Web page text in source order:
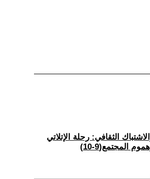
الثقافي: رحلة الإتلاتي
المجتمع(9-10)